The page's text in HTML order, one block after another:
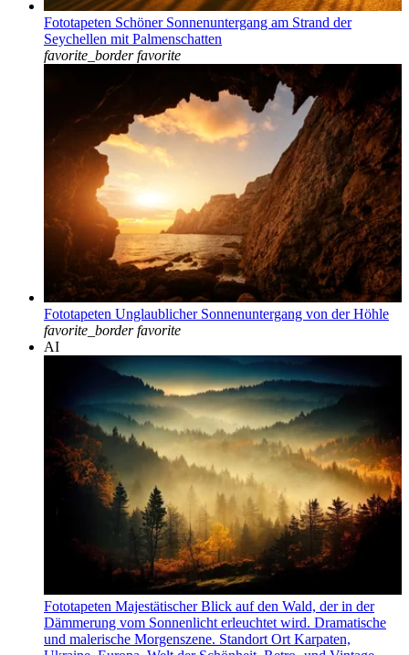
Fototapeten Schöner Sonnenuntergang am Strand der
Seychellen mit Palmenschatten
favorite_border favorite
Fototapeten Unglaublicher Sonnenuntergang von der Höhle
favorite_border favorite
AI
Fototapeten Majestätischer Blick auf den Wald, der in der
Dämmerung vom Sonnenlicht erleuchtet wird. Dramatische
und malerische Morgenszene. Standort Ort Karpaten,